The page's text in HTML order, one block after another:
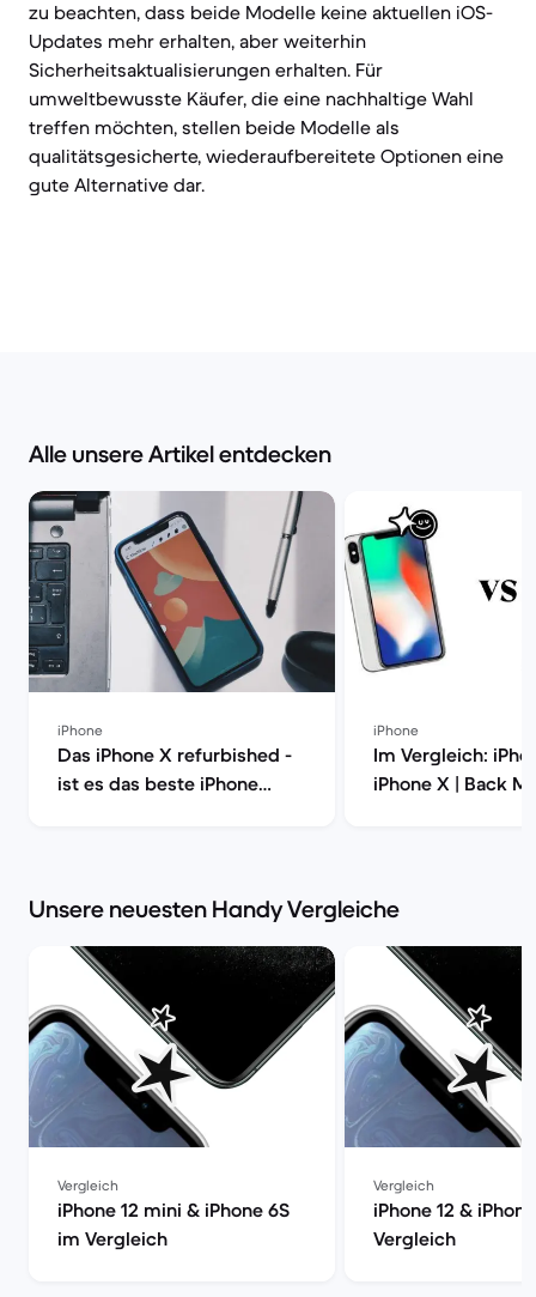
zu beachten, dass beide Modelle keine aktuellen iOS-
Updates mehr erhalten, aber weiterhin
Sicherheitsaktualisierungen erhalten. Für
umweltbewusste Käufer, die eine nachhaltige Wahl
treffen möchten, stellen beide Modelle als
qualitätsgesicherte, wiederaufbereitete Optionen eine
gute Alternative dar.
Alle unsere Artikel entdecken
iPhone
Das iPhone X refurbished -
ist es das beste iPhone
iPhone
Im Vergleich:
iPhone X | Back
Unsere neuesten Handy Vergleiche
Vergleich
iPhone 12 mini & iPhone 6S
im Vergleich
Vergleich
iPhone 12 &
Vergleich